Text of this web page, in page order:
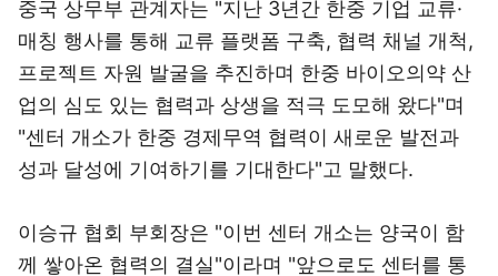
중국 상무부 관계자는 "지난 3년간 한중 기업 교류·
매칭 행사를 통해 교류 플랫폼 구축, 협력 채널 개척,
프로젝트 자원 발굴을 추진하며 한중 바이오의약 산
업의 심도 있는 협력과 상생을 적극 도모해 왔다"며
"센터 개소가 한중 경제무역 협력이 새로운 발전과
성과 달성에 기여하기를 기대한다"고 말했다.
이승규 협회 부회장은 "이번 센터 개소는 양국이 함
께 쌓아온 협력의 결실"이라며 "앞으로도 센터를 통